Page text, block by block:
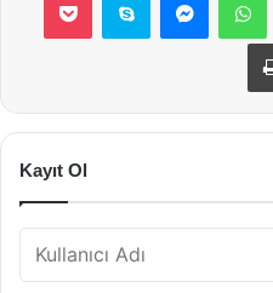
Kayıt Ol